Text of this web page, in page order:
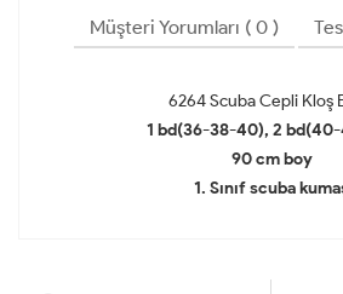
Müşteri Yorumları ( 0 )
6264 Scuba Cepli Kloş
1 bd(36-38-40), 2
90 cm boy
1. Sınıf scuba